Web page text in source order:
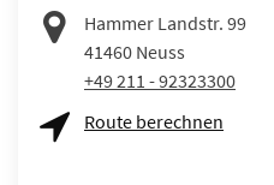
Hammer Landstr. 99
41460 Neuss
+49 211 - 92323300
Route berechnen